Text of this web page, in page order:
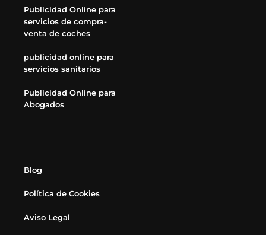
Publicidad Online para
servicios de compra-
venta de coches
publicidad online para
servicios sanitarios
Publicidad Online para
Abogados
Blog
Política de Cookies
Aviso Legal